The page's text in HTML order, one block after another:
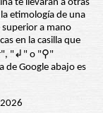
te llevarán a otras
etimología de una
a mano
en la casilla que
"↲" o "⚲"
de Google abajo es